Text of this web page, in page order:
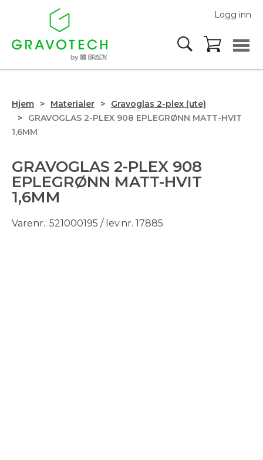
Logg inn
Hjem Materialer
Gravoglas 2-plex (ute)
GRAVOGLAS 2-PLEX 908 EPLEGRØNN MATT-HVIT
1,6MM
GRAVOGLAS 2-PLEX 908
EPLEGRØNN MATT-HVIT
1,6MM
Varenr.: 521000195 / lev.nr. 17885